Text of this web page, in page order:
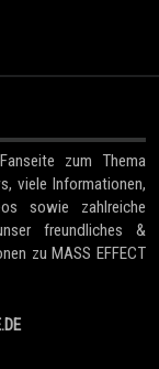
zum Thema
viele Informationen,
sowie zahlreiche
freundliches &
zu MASS EFFECT